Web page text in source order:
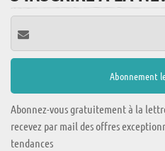
Abonnez-vous gratuitement à la
recevez par mail des offres
tendances